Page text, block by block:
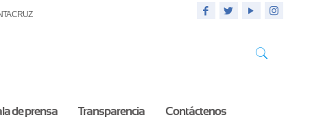
CRUZ
de prensa Transparencia Contáctenos